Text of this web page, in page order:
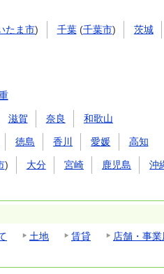
たま市) 千葉(千葉市)
茨城
滋賀 奈良 和歌山
徳島 香川 愛媛 高知
) 大分 宮崎 鹿児島 沖
土地 賃貸
店舗・事業